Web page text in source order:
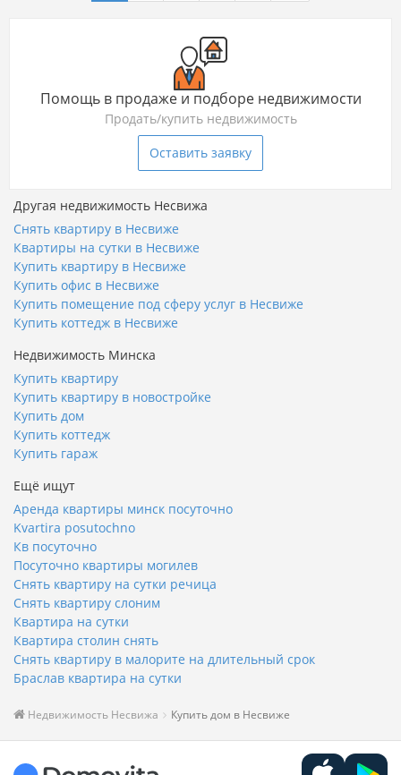
Помощь в продаже и подборе недвижимости
Продать/купить недвижимость
Оставить заявку
Другая недвижимость Несвижа
Снять квартиру в Несвиже
Квартиры на сутки в Несвиже
Купить квартиру в Несвиже
Купить офис в Несвиже
Купить помещение под сферу услуг в Несвиже
Купить коттедж в Несвиже
Недвижимость Минска
Купить квартиру
Купить квартиру в новостройке
Купить дом
Купить коттедж
Купить гараж
Ещё ищут
Аренда квартиры минск посуточно
Kvartira posutochno
Кв посуточно
Посуточно квартиры могилев
Снять квартиру на сутки речица
Снять квартиру слоним
Квартира на сутки
Квартира столин снять
Снять квартиру в малорите на длительный срок
Браслав квартира на сутки
Недвижимость Несвижа Купить дом в Несвиже